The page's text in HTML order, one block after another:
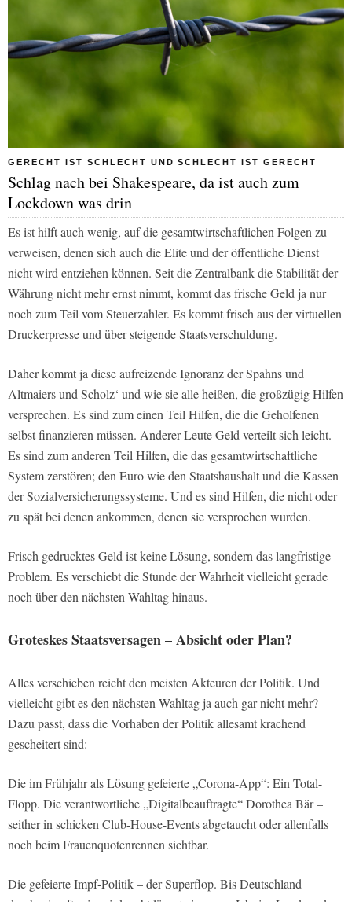
GERECHT IST SCHLECHT UND SCHLECHT IST GERECHT
Schlag nach bei Shakespeare, da ist auch zum
Lockdown was drin
Es ist hilft auch wenig, auf die gesamtwirtschaftlichen Folgen zu
verweisen, denen sich auch die Elite und der öffentliche Dienst
nicht wird entziehen können. Seit die Zentralbank die Stabilität der
Währung nicht mehr ernst nimmt, kommt das frische Geld ja nur
noch zum Teil vom Steuerzahler. Es kommt frisch aus der virtuellen
Druckerpresse und über steigende Staatsverschuldung.
Daher kommt ja diese aufreizende Ignoranz der Spahns und
Altmaiers und Scholz‘ und wie sie alle heißen, die großzügig Hilfen
versprechen. Es sind zum einen Teil Hilfen, die die Geholfenen
selbst finanzieren müssen. Anderer Leute Geld verteilt sich leicht.
Es sind zum anderen Teil Hilfen, die das gesamtwirtschaftliche
System zerstören; den Euro wie den Staatshaushalt und die Kassen
der Sozialversicherungssysteme. Und es sind Hilfen, die nicht oder
zu spät bei denen ankommen, denen sie versprochen wurden.
Frisch gedrucktes Geld ist keine Lösung, sondern das langfristige
Problem. Es verschiebt die Stunde der Wahrheit vielleicht gerade
noch über den nächsten Wahltag hinaus.
Groteskes Staatsversagen – Absicht oder Plan?
Alles verschieben reicht den meisten Akteuren der Politik. Und
vielleicht gibt es den nächsten Wahltag ja auch gar nicht mehr?
Dazu passt, dass die Vorhaben der Politik allesamt krachend
gescheitert sind:
Die im Frühjahr als Lösung gefeierte „Corona-App“: Ein Total-
Flopp. Die verantwortliche „Digitalbeauftragte“ Dorothea Bär –
seither in schicken Club-House-Events abgetaucht oder allenfalls
noch beim Frauenquotenrennen sichtbar.
Die gefeierte Impf-Politik – der Superflop. Bis Deutschland